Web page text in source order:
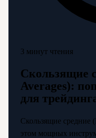
3 минут чтения
Скользящие
Averages):
для
Скользящие
этом мощных